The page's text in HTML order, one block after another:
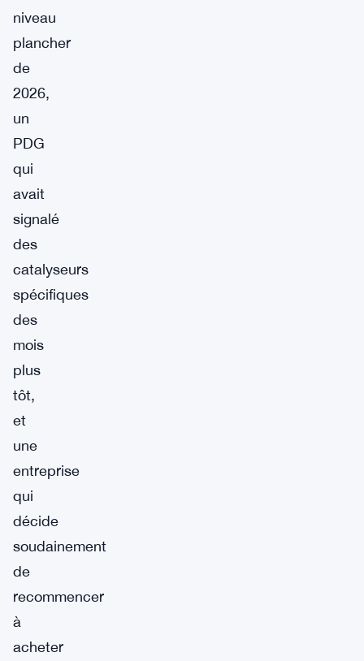
niveau
plancher
de
2026,
un
PDG
qui
avait
signalé
des
catalyseurs
spécifiques
des
mois
plus
tôt,
et
une
entreprise
qui
décide
soudainement
de
recommencer
à
acheter